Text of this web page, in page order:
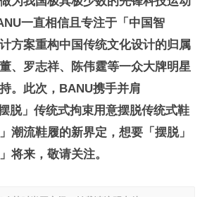
一直相信且专注于「中国智
方案重构中国传统文化设计的归属
、罗志祥、陈伟霆等一众大牌明星
。此次，BANU携手并肩
脱」传统式拘束用意摆脱传统式鞋
潮流鞋履的新界定，想要「摆脱」
将来，敬请关注。